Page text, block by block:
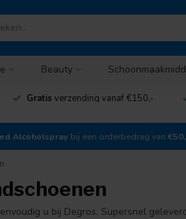
Beauty
Gratis verzending vanaf €150,-
Alcoholspray bij een orderbedrag van
u bij Degros. Supersnel